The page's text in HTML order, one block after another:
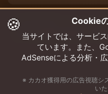
2025年8月9日
水と木の絶妙な共演が、今
🍪 Cookie
当サイトでは、サービ
ています。また、
AdSenseによる分析・
※ カカオ獲得用の広告視聴シ
い